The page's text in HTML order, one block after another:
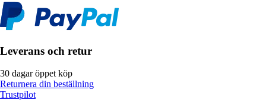
Leverans och retur
30 dagar öppet köp
Returnera din beställning
Trustpilot